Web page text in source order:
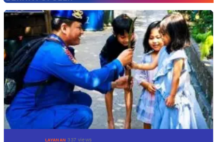
LAYANAN 337 views